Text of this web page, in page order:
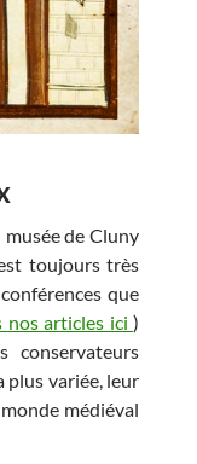
de Cluny
toujours très
que
nos articles ici)
conservateurs
plus variée, leur
médiéval